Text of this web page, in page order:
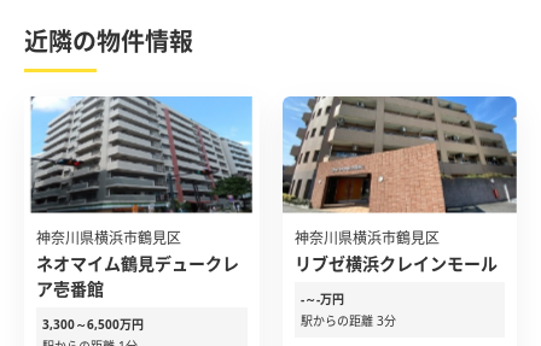
近隣の物件情報
神奈川県横浜市鶴見区
ネオマイム鶴見デュークレ
ア壱番館
3,300～6,500万円
神奈川県横浜市鶴見区
リブゼ横浜クレインモール
-～-万円
駅からの距離 3分